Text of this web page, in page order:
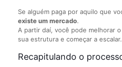
Se alguém paga por aquilo que
existe um mercado.
A partir daí, você pode melhorar
sua estrutura e começar a escalar.
Recapitulando o